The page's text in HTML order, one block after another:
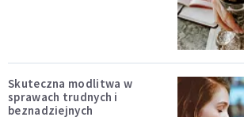
Skuteczna modlitwa w
sprawach trudnych i
beznadziejnych